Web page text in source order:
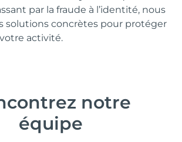
par la fraude à l’identité, nous
solutions concrètes pour protéger
activité.
notre
équipe